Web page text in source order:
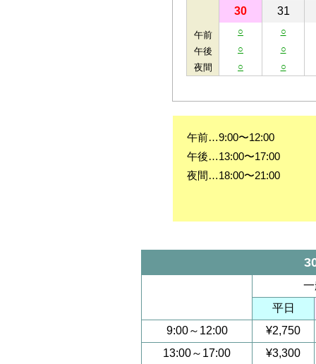
午前
午後
夜間
30
○
○
○
31
○
○
○
午前…9:00〜12:00
午後…13:00〜17:00
夜間…18:00〜21:00
平日
9:00～12:00
¥2,750
13:00～17:00
¥3,300